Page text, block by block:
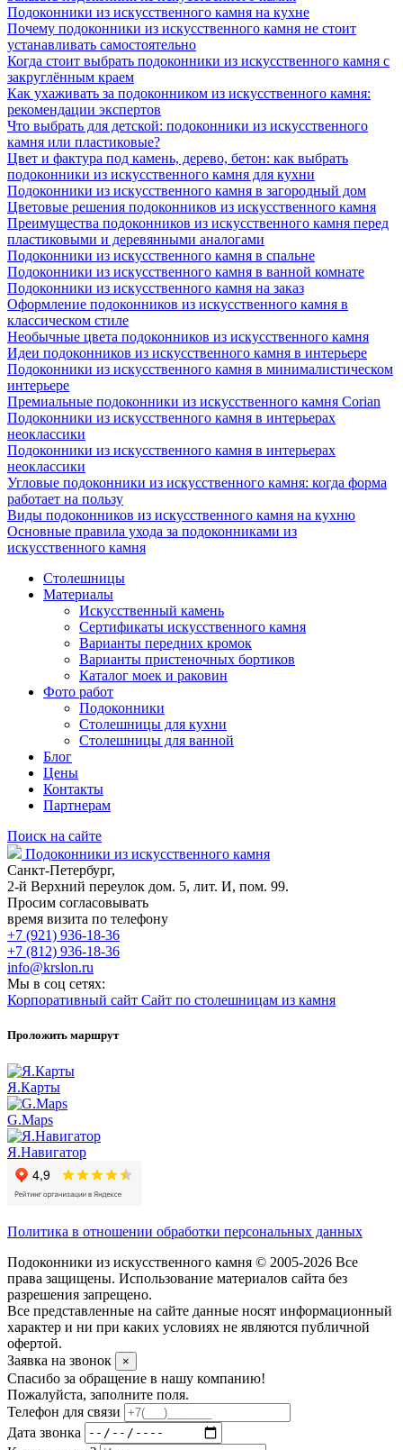
Подоконники из искусственного камня на кухне
Почему подоконники из искусственного камня не стоит
устанавливать самостоятельно
Когда стоит выбрать подоконники из искусственного камня с
закруглённым краем
Как ухаживать за подоконником из искусственного камня:
рекомендации экспертов
Что выбрать для детской: подоконники из искусственного
камня или пластиковые?
Цвет и фактура под камень, дерево, бетон: как выбрать
подоконники из искусственного камня для кухни
Подоконники из искусственного камня в загородный дом
Цветовые решения подоконников из искусственного камня
Преимущества подоконников из искусственного камня перед
пластиковыми и деревянными аналогами
Подоконники из искусственного камня в спальне
Подоконники из искусственного камня в ванной комнате
Подоконники из искусственного камня на заказ
Оформление подоконников из искусственного камня в
классическом стиле
Необычные цвета подоконников из искусственного камня
Идеи подоконников из искусственного камня в интерьере
Подоконники из искусственного камня в минималистическом
интерьере
Премиальные подоконники из искусственного камня Corian
Подоконники из искусственного камня в интерьерах
неоклассики
Подоконники из искусственного камня в интерьерах
неоклассики
Угловые подоконники из искусственного камня: когда форма
работает на пользу
Виды подоконников из искусственного камня на кухню
Основные правила ухода за подоконниками из
искусственного камня
Столешницы
Материалы
Искусственный камень
Сертификаты искусственного камня
Варианты передних кромок
Варианты пристеночных бортиков
Каталог моек и раковин
Фото работ
Подоконники
Столешницы для кухни
Столешницы для ванной
Блог
Цены
Контакты
Партнерам
Поиск на сайте
Подоконники из искусственного камня
Санкт-Петербург,
2-й Верхний переулок дом. 5, лит. И, пом. 99.
Просим согласовывать
время визита по телефону
+7 (921) 936-18-36
+7 (812) 936-18-36
info@krslon.ru
Мы в соц сетях:
Корпоративный сайт Сайт по столешницам из камня
Проложить маршрут
Я.Карты
G.Maps
Я.Навигатор
Политика в отношении обработки персональных данных
Подоконники из искусственного камня © 2005-2026 Все
права защищены. Использование материалов сайта без
разрешения запрещено.
Все представленные на сайте данные носят информационный
характер и ни при каких условиях не являются публичной
офертой.
Заявка на звонок
×
Спасибо за обращение в нашу компанию!
Пожалуйста, заполните поля.
Телефон для связи
Дата звонка